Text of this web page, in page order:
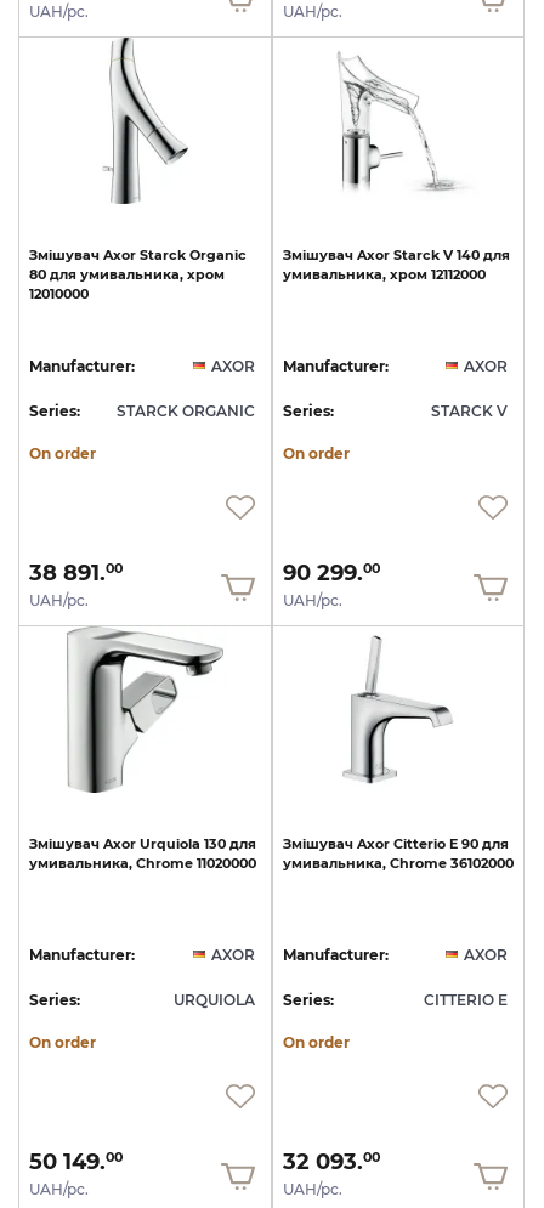
UAH/pc. UAH/pc.
Змішувач Axor Starck Organic
80 для умивальника, хром
12010000
Manufacturer: AXOR
Series: STARCK ORGANIC
On order
38 891.00
UAH/pc.
Змішувач Axor Starck V 140 для
умивальника, хром 12112000
Manufacturer: AXOR
Series: STARCK V
On order
90 299.00
UAH/pc.
Змішувач Axor Urquiola 130 для
умивальника, Chrome 11020000
Manufacturer: AXOR
Series: URQUIOLA
On order
50 149.00
UAH/pc.
Змішувач Axor Citterio E 90 для
умивальника, Chrome 36102000
Manufacturer: AXOR
Series: CITTERIO E
On order
32 093.00
UAH/pc.